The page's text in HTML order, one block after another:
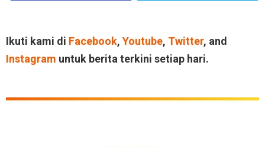
Ikuti kami di Facebook, Youtube, Twitter, and
Instagram untuk berita terkini setiap hari.